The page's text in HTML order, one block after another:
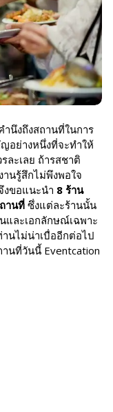
นึงถึงสถานที่ในการ
อย่างหนึ่งที่จะทำให้
ละเลย ถ้ารสชาติ
นรู้สึกไม่พึงพอใจ
งขอแนะนำ 8 ร้าน
านที่ ซึ่งแต่ละร้านนั้น
และเอกลักษณ์เฉพาะ
นไม่น่าเบื่ออีกต่อไป
นที่วันนี้ Eventcation